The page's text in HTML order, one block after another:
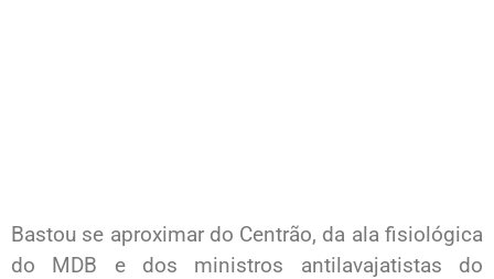
Bastou se aproximar do Centrão, da ala fisiológica
do MDB e dos ministros antilavajatistas do